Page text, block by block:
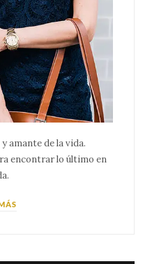
amante de la vida.
encontrar lo último en